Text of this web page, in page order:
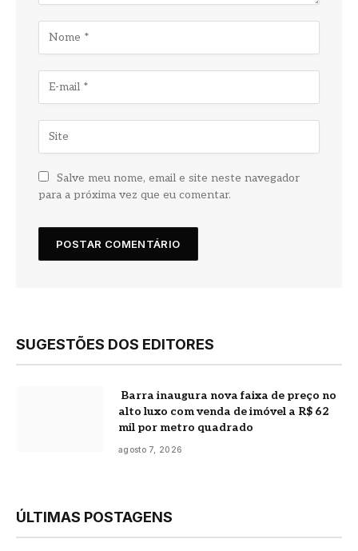
Salve meu nome, email e site neste navegador
para a próxima vez que eu comentar.
SUGESTÕES DOS EDITORES
Barra inaugura nova faixa de preço no
alto luxo com venda de imóvel a R$ 62
mil por metro quadrado
agosto 7, 2026
ÚLTIMAS POSTAGENS